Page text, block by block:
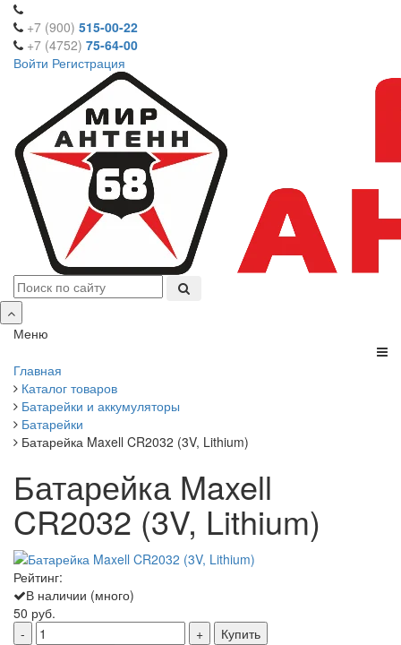
+7 (900) 515-00-22
+7 (4752) 75-64-00
Войти Регистрация
Меню
Главная
Каталог товаров
Батарейки и аккумуляторы
Батарейки
Батарейка Maxell CR2032 (3V, Lithium)
Батарейка Maxell
CR2032 (3V, Lithium)
Рейтинг:
В наличии (много)
50 руб.
Купить